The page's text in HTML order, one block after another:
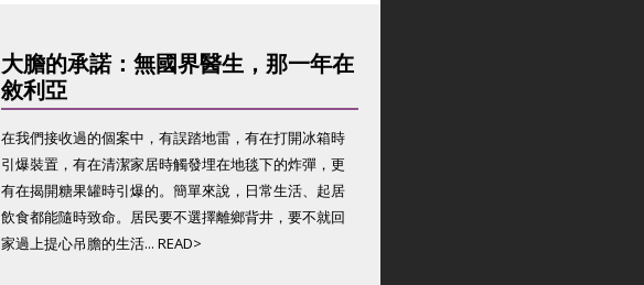
大膽的承諾：無國界醫生，那一年在
敘利亞
在我們接收過的個案中，有誤踏地雷，有在打開冰箱時
引爆裝置，有在清潔家居時觸發埋在地毯下的炸彈，更
有在揭開糖果罐時引爆的。簡單來說，日常生活、起居
飲食都能隨時致命。居民要不選擇離鄉背井，要不就回
家過上提心吊膽的生活... READ>